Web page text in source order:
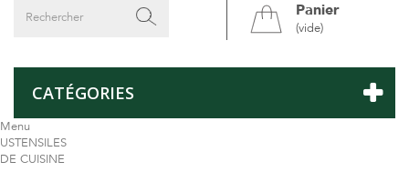
Panier
(vide)
CATÉGORIES
Menu
USTENSILES
DE CUISINE